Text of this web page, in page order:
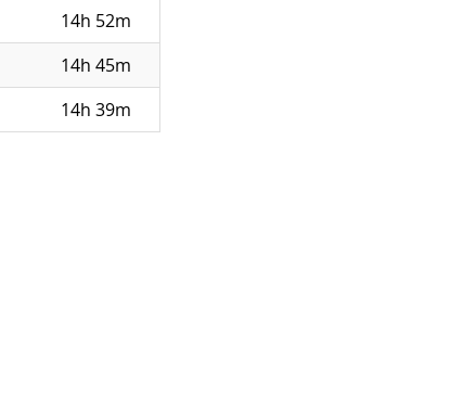
14h 52m
14h 45m
14h 39m